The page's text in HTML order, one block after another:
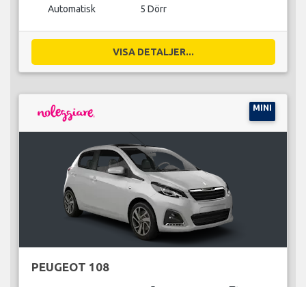
Automatisk 5 Dörr
VISA DETALJER...
MINI
PEUGEOT 108